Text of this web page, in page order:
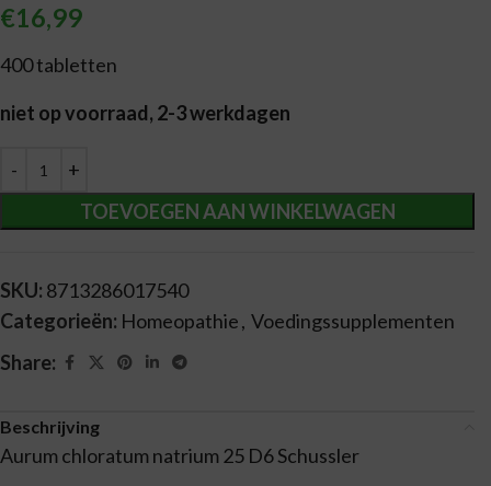
€16,99
400 tabletten
niet op voorraad, 2-3 werkdagen
TOEVOEGEN AAN WINKELWAGEN
Alternative:
SKU: 8713286017540
Categorieën: Homeopathie, Voedingssupplementen
Share:
Beschrijving
Aurum chloratum natrium 25 D6 Schussler